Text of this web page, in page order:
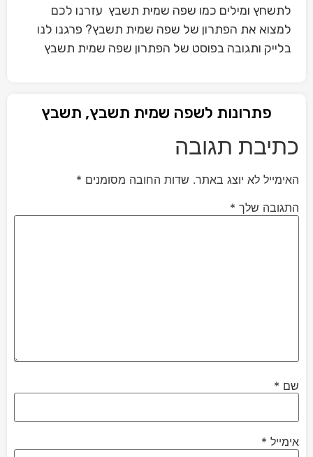
לתשחץ ומילים כמו שפה שמית תשבץ עזרנו לכם
למצוא את הפתרון של שפה שמית תשבץ? פרגנו לנו
בלייק ותגובה בפוסט של הפתרון שפה שמית תשבץ
פתרונות לשפה שמית תשבץ, תשבץ
כתיבת תגובה
האימייל לא יוצג באתר. שדות החובה מסומנים *
התגובה שלך *
שם *
אימייל *